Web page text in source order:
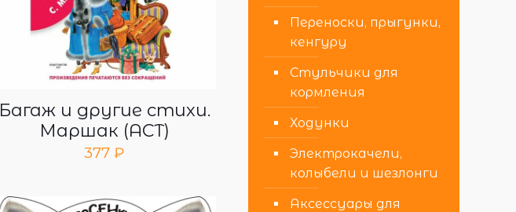
Багаж и другие стихи.
Маршак (АСТ)
377₽
Переноски, прыгунки,
кенгуру
Стульчики для
кормления
Ходунки
Электрокачели,
колыбели и шезлонги
Аксессуары для